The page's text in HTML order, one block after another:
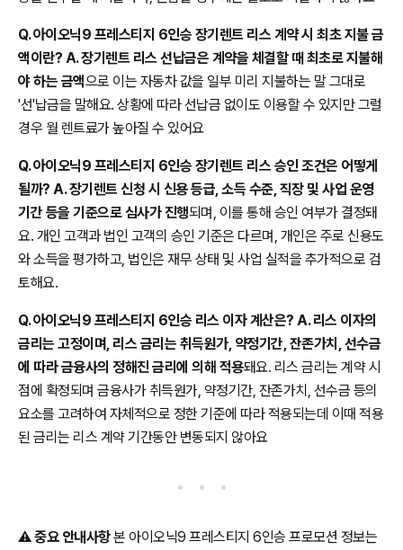
Q. 아이오닉9 프레스티지 6인승 장기렌트 리스 계약 시 최초 지불 금
액이란? A. 장기렌트 리스 선납금은 계약을 체결할 때 최초로 지불해
야 하는 금액으로 이는 자동차 값을 일부 미리 지불하는 말 그대로
'선'납금을 말해요. 상황에 따라 선납금 없이도 이용할 수 있지만 그럴
경우 월 렌트료가 높아질 수 있어요
Q. 아이오닉9 프레스티지 6인승 장기렌트 리스 승인 조건은 어떻게
될까? A. 장기렌트 신청 시 신용 등급, 소득 수준, 직장 및 사업 운영
기간 등을 기준으로 심사가 진행되며, 이를 통해 승인 여부가 결정돼
요. 개인 고객과 법인 고객의 승인 기준은 다르며, 개인은 주로 신용도
와 소득을 평가하고, 법인은 재무 상태 및 사업 실적을 추가적으로 검
토해요.
Q. 아이오닉9 프레스티지 6인승 리스 이자 계산은? A. 리스 이자의
금리는 고정이며, 리스 금리는 취득원가, 약정기간, 잔존가치, 선수금
에 따라 금융사의 정해진 금리에 의해 적용돼요. 리스 금리는 계약 시
점에 확정되며 금융사가 취득원가, 약정기간, 잔존가치, 선수금 등의
요소를 고려하여 자체적으로 정한 기준에 따라 적용되는데 이때 적용
된 금리는 리스 계약 기간동안 변동되지 않아요
⚠️중요 안내사항본 아이오닉9 프레스티지 6인승 프로모션 정보는